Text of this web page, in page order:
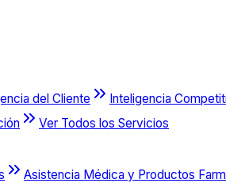
del Cliente Inteligencia
Ver Todos los Servicios
Asistencia Médica y Productos